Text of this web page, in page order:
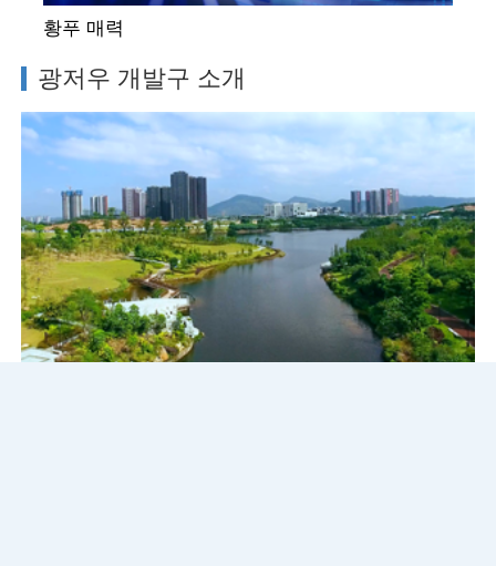
황푸 매력
광저우 개발구 소개